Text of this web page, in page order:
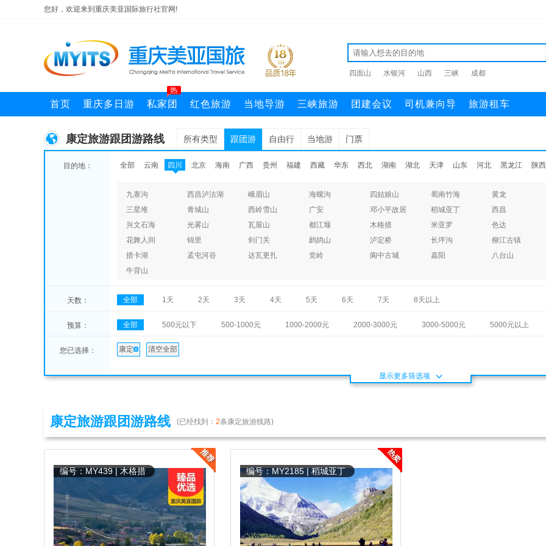
您好，欢迎来到重庆美亚国际旅行社官网!
四面山 水银河 山西 三峡 成都
首页 重庆多日游 私家团
热
红色旅游 当地导游 三峡旅游 团建会议 司机兼向导 旅游租车
康定旅游跟团游路线 所有类型 跟团游 自由行 当地游 门票
目的地： 全部 云南 四川 北京 海南 广西 贵州 福建 西藏 华东 西北 湖南 湖北 天津 山东 河北 黑龙江 陕西
九寨沟 西昌泸沽湖 峨眉山 海螺沟 四姑娘山 蜀南竹海 黄龙
三星堆
青城山 西岭雪山 广安 邓小平故居 稻城亚丁 西昌
兴文石海
光雾山 瓦屋山 都江堰 木格措 米亚罗 色达
花舞人间
锦里 剑门关 鹧鸪山 泸定桥 长坪沟 柳江古镇
措卡湖
孟屯河谷 达瓦更扎 党岭 阆中古城 嘉阳 八台山
牛背山
天数： 全部 1天 2天 3天 4天 5天 6天 7天 8天以上
预算： 全部 500元以下 500-1000元 1000-2000元 2000-3000元 3000-5000元 5000元以上
您已选择： 康定 清空全部
显示更多筛选项
康定旅游跟团游路线 (已经找到： 2条康定旅游线路)
编号：MY439 | 木格措 编号：MY2185 | 稻城亚丁